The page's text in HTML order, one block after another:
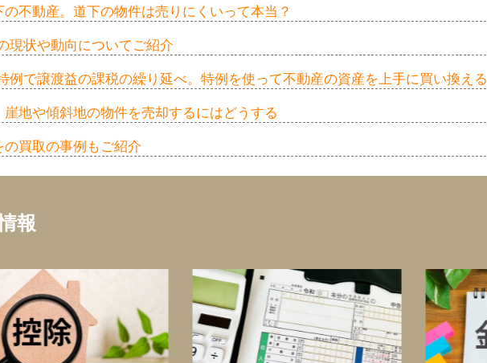
不動産。道下の物件は売りにくいって本当？
現状や動向についてご紹介
例で譲渡益の課税の繰り延べ。特例を使って不動産の資産を上手に買い換える
地や傾斜地の物件を売却するにはどうする
買取の事例もご紹介
報